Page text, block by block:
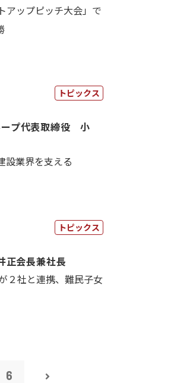
アップピッチ大会」で
トピックス
ープ代表取締役 小
設業界を支える
トピックス
正会長兼社長
２社と連携、難民子女
6